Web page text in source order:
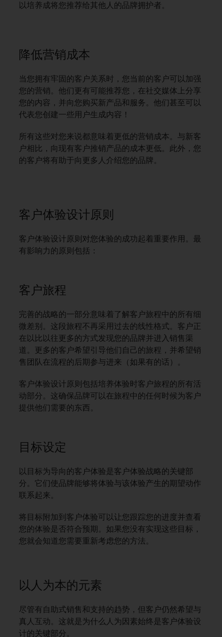
以培养成将您推荐给其他人的品牌拥护者。
降低营销成本
当您拥有牢固的客户关系时，您当前的客户可以加强
您的营销。他们更有可能推荐您，在社交媒体上分享
您的内容，并向您购买新产品和服务。他们甚至可以
代表您创建一些用户生成内容！
所有这些对您来说都意味着更低的营销成本。与新客
户相比，向现有客户推销产品的成本更低。此外，您
的客户将有助于向更多人介绍您的品牌。
客户体验设计原则
客户体验设计原则对您体验的成功起着重要作用。最
有影响力的原则包括：
客户旅程
完善的战略的一部分意味着了解客户旅程中的所有细
微差别。这段旅程不再采用过去的线性格式。客户正
在以比以往更多的方式发现您的品牌并进入销售渠
道。更多的客户希望引导他们自己的旅程，并希望销
售团队在流程的后期参与进来（如果有的话）。
客户体验设计原则包括培养体验时客户旅程的所有活
动部分。这确保品牌可以在旅程中的任何时候为客户
提供他们需要的东西。
目标设定
以目标为导向的客户体验是客户体验战略的关键部
分。它们使品牌能够将体验与该体验产生的期望动作
联系起来。
将目标附加到客户体验可以让您跟踪您的进度并查看
您的体验是否符合预期。如果您没有实现这些目标，
您就会知道您需要重新考虑您的方法。
以人为本的元素
尽管有自助式销售和支持的趋势，但客户仍然希望与
真人互动。这就是为什么人为因素始终是客户体验设
计的关键部分。